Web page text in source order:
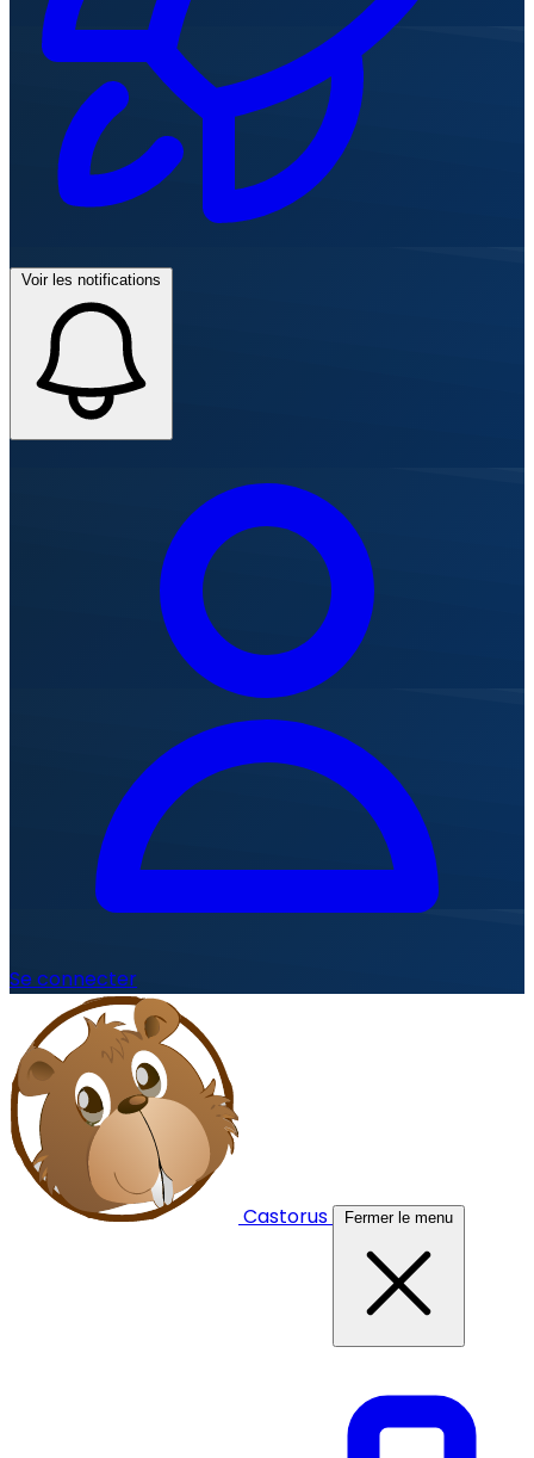
Voir les notifications
Se connecter
Castorus Fermer le menu